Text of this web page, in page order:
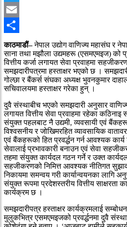
Twitter
Email
Share
काठमाडौं–नेपाल उद्योग वाणिज्य महासंघ र
साना तथा मझौला उद्यमहरू (एसमएमइज) को
वित्तीय कर्जा लगायत सेवा प्रवाहमा
समझदारीपत्रमा हस्ताक्षर भएको छ ।
गोल्छा र बैंकर्स संघका अध्यक्ष भुवनकुमार
सचिवालयमा हस्ताक्षर गरेका हुन् ।
दुवै संस्थाबीच भएको समझदारी अनुसार
लगायत वित्तीय सेवा प्रवाहमा रहेका कठिनाइ
संयुक्त पहलबाट नै उद्यमी, व्यवसायी एवं
विश्वसनीय र जोखिमरहित व्यावसायिक
एवं बैंकहरूको हित प्रवर्द्धन गर्न आवश्यक कार्य
सेवालाई प्रभावकारी बनाउन एवं सेवा
तहमा संयुक्त कार्यदल गठन गर्ने र उक्त
सहजीकरणको निमित्त आवश्यक नीतिगत
निकायमा समन्वय गरी कार्यान्वयनका लागि
संयुक्त रूपमा प्रदेशस्तरीय वित्तीय साक्षरता
कार्यक्रम छ ।
समझदारीपत्र हस्ताक्षर कार्यक्रमलाई
मुलुकभित्र एसमएमइजको प्रवर्द्धनमा दुवै